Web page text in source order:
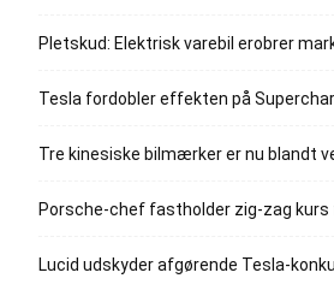
Pletskud: Elektrisk varebil erobrer
Tesla fordobler effekten på
Tre kinesiske bilmærker er nu blandt
Porsche-chef fastholder zig-zag kurs
Lucid udskyder afgørende Tesla-